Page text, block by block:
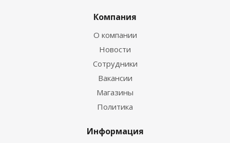
Компания
О компании
Новости
Сотрудники
Вакансии
Магазины
Политика
Информация